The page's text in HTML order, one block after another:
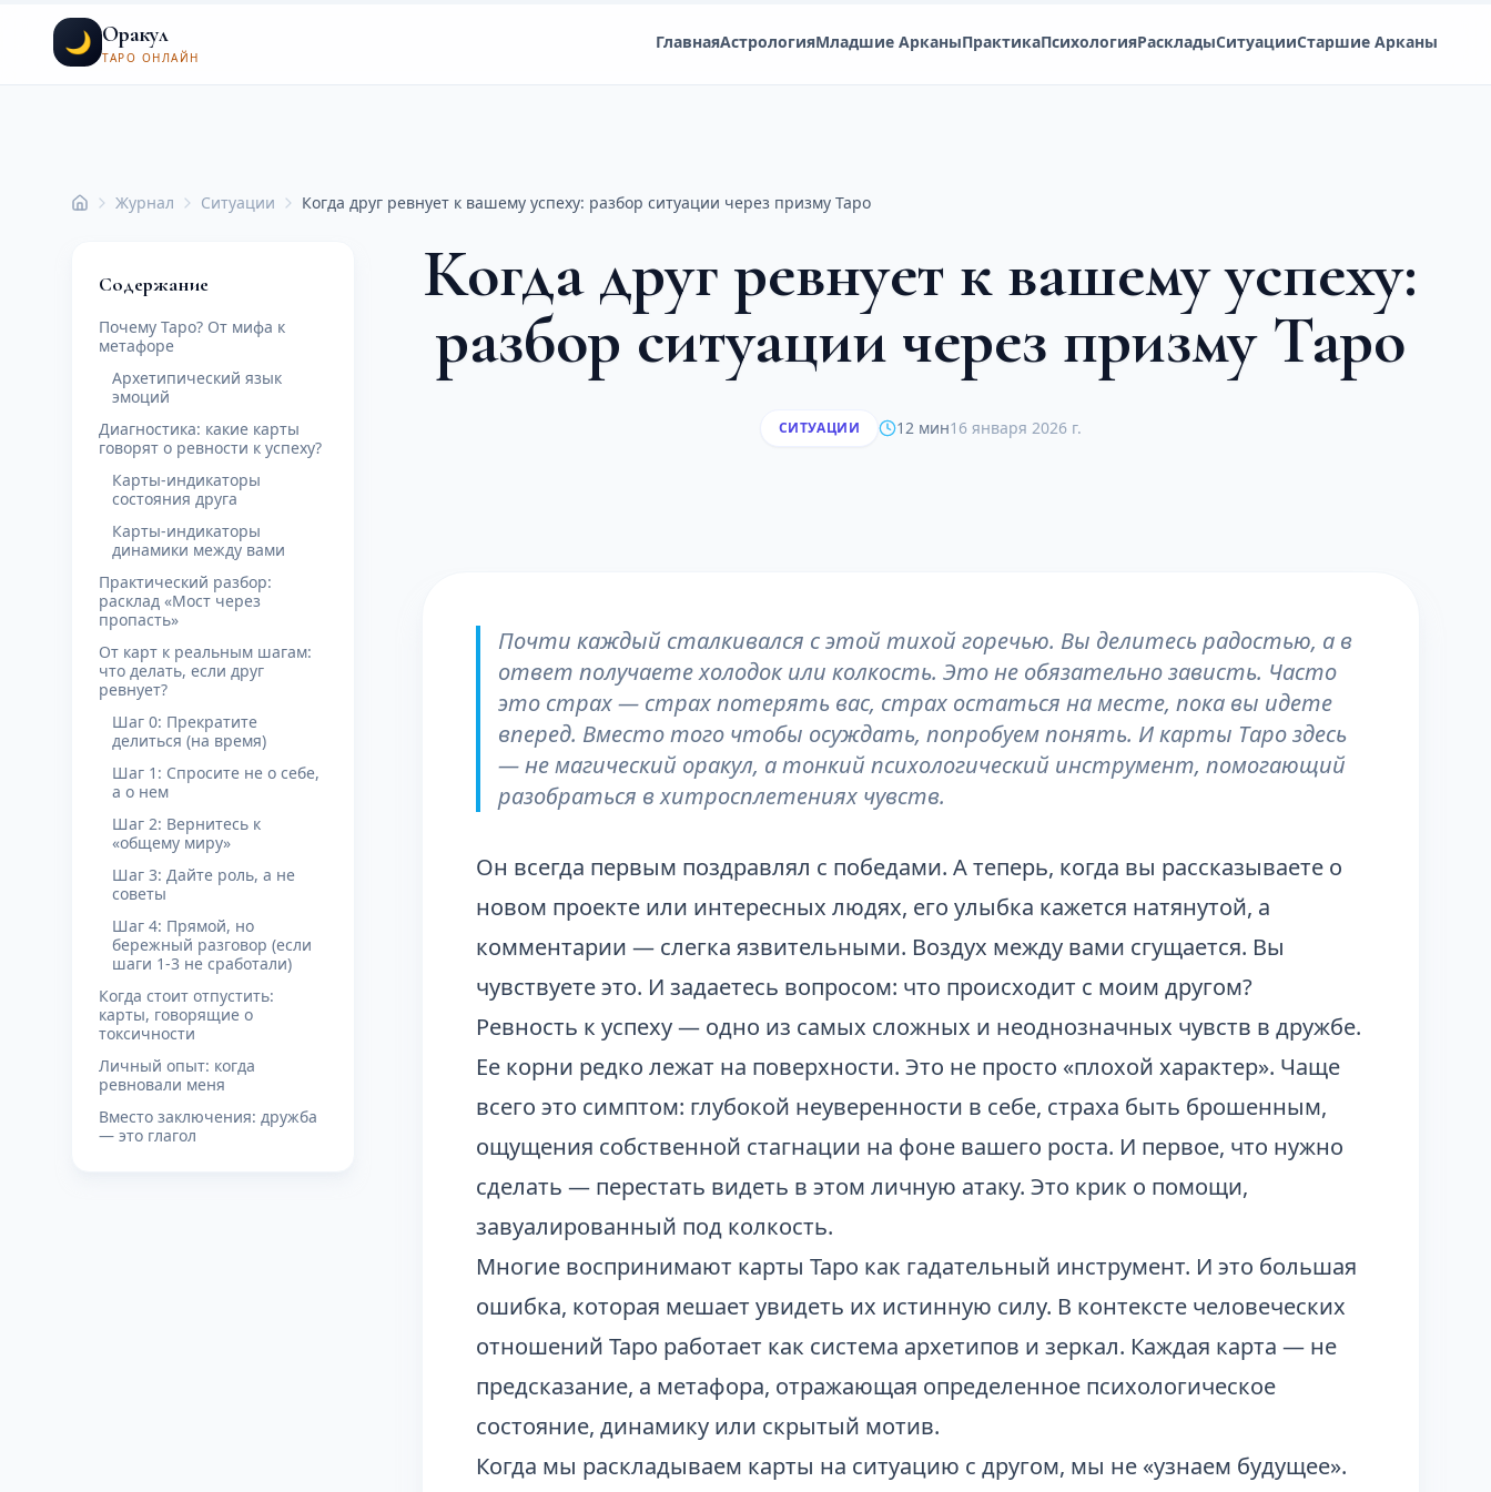
🌙 Оракул
ТАРО ОНЛАЙН
ГлавнаяАстрологияМладшие АрканыПрактикаПсихологияРаскладыСитуацииСтаршие Арканы
ГлавнаяЖурнал Ситуации Когда друг ревнует к вашему успеху: разбор ситуации через призму Таро
Содержание
Почему Таро? От мифа к
метафоре
Архетипический язык
эмоций
Диагностика: какие карты
говорят о ревности к успеху?
Карты-индикаторы
состояния друга
Карты-индикаторы
динамики между вами
Практический разбор:
расклад «Мост через
пропасть»
От карт к реальным шагам:
что делать, если друг
ревнует?
Шаг 0: Прекратите
делиться (на время)
Шаг 1: Спросите не о себе,
а о нем
Шаг 2: Вернитесь к
«общему миру»
Шаг 3: Дайте роль, а не
советы
Шаг 4: Прямой, но
бережный разговор (если
шаги 1-3 не сработали)
Когда стоит отпустить:
карты, говорящие о
токсичности
Личный опыт: когда
ревновали меня
Вместо заключения: дружба
— это глагол
Когда друг ревнует к вашему успеху:
разбор ситуации через призму Таро
СИТУАЦИИ 12 мин16 января 2026 г.
Почти каждый сталкивался с этой тихой горечью. Вы делитесь радостью, а в
ответ получаете холодок или колкость. Это не обязательно зависть. Часто
это страх — страх потерять вас, страх остаться на месте, пока вы идете
вперед. Вместо того чтобы осуждать, попробуем понять. И карты Таро здесь
— не магический оракул, а тонкий психологический инструмент, помогающий
разобраться в хитросплетениях чувств.
Он всегда первым поздравлял с победами. А теперь, когда вы рассказываете о
новом проекте или интересных людях, его улыбка кажется натянутой, а
комментарии — слегка язвительными. Воздух между вами сгущается. Вы
чувствуете это. И задаетесь вопросом: что происходит с моим другом?
Ревность к успеху — одно из самых сложных и неоднозначных чувств в дружбе.
Ее корни редко лежат на поверхности. Это не просто «плохой характер». Чаще
всего это симптом: глубокой неуверенности в себе, страха быть брошенным,
ощущения собственной стагнации на фоне вашего роста. И первое, что нужно
сделать — перестать видеть в этом личную атаку. Это крик о помощи,
завуалированный под колкость.
Многие воспринимают карты Таро как гадательный инструмент. И это большая
ошибка, которая мешает увидеть их истинную силу. В контексте человеческих
отношений Таро работает как система архетипов и зеркал. Каждая карта — не
предсказание, а метафора, отражающая определенное психологическое
состояние, динамику или скрытый мотив.
Когда мы раскладываем карты на ситуацию с другом, мы не «узнаем будущее».